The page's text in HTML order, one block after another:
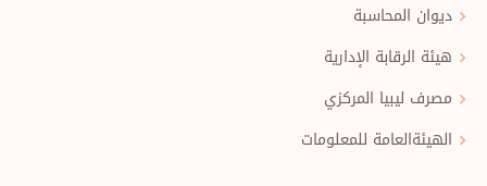
ديوان المحاسبة
هيئة الرقابة الإدارية
مصرف ليبيا المركزي
الهيئةالعامة للمعلومات